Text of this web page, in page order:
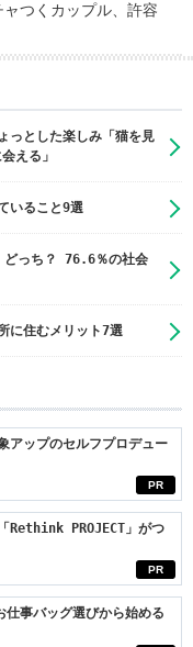
つくカップル、許容
っとした楽しみ「猫を見
える」
いること9選
どっち？ 76.6％の社会
に住むメリット7選
PR
ップのセルフプロデュー
PR
Rethink PROJECT」がつ
事バッグ選びから始める